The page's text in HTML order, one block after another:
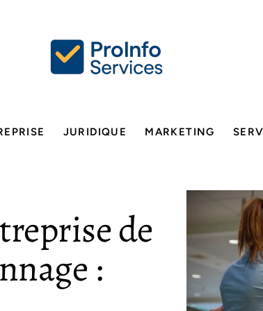
JURIDIQUE MARKETING
de
: